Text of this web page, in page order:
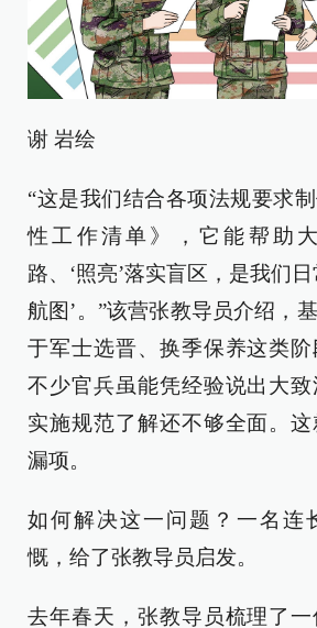
谢 岩绘
“这是我们结合各项法规要求
性工作清单》，它能帮助
路、‘照亮’落实盲区，是我们
航图’。”该营张教导员介绍，
于军士选晋、换季保养这类阶
不少官兵虽能凭经验说出大
实施规范了解还不够全面。
漏项。
如何解决这一问题？一名连
慨，给了张教导员启发。
去年春天，张教导员梳理了